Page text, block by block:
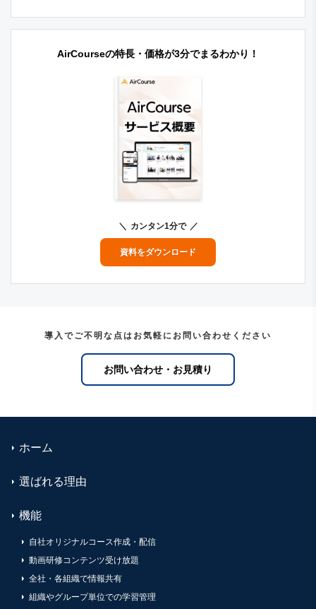
AirCourseの特長・価格が3分でまるわかり！
カンタン1分で
資料をダウンロード
導入でご不明な点はお気軽にお問い合わせください
お問い合わせ・お見積り
ホーム
選ばれる理由
機能
自社オリジナルコース作成・配信
動画研修コンテンツ受け放題
全社・各組織で情報共有
組織やグループ単位での学習管理